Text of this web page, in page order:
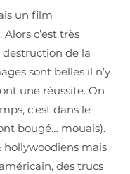
un film
c’est très
de la
sont belles il n’y
une réussite. On
c’est dans le
bougé… mouais).
hollywoodiens mais
des trucs